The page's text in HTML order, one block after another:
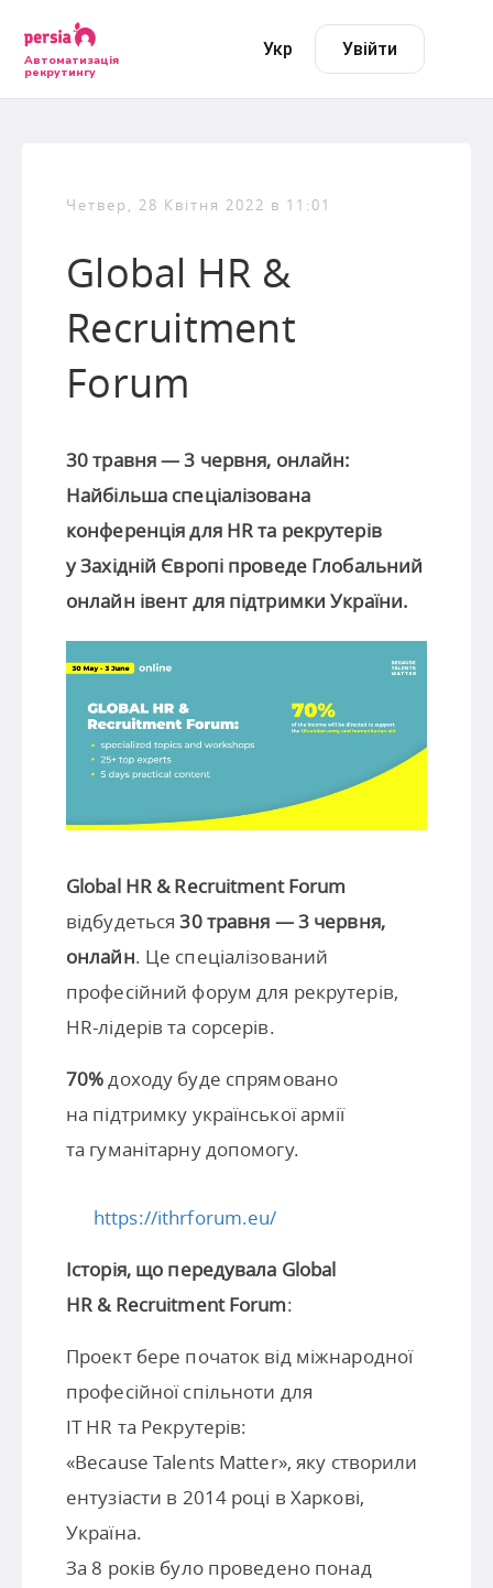
Автоматизація
рекрутингу
Укр Увійти
Четвер, 28 Квітня 2022 в 11:01
Global HR &
Recruitment
Forum
30 травня — 3 червня, онлайн:
Найбільша спеціалізована
конференція для HR та рекрутерів
у Західній Європі проведе Глобальний
онлайн івент для підтримки України.
Global HR & Recruitment Forum
відбудеться30 травня — 3 червня,
онлайн. Це спеціалізований
професійний форум для рекрутерів,
HR-лідерів та сорсерів.
70%доходу буде спрямовано
на підтримку української армії
та гуманітарну допомогу.
https://ithrforum.eu/
Історія, що передувала Global
HR & Recruitment Forum:
Проект бере початок від міжнародної
професійної спільноти для
IT HR та Рекрутерів:
«Because Talents Matter», яку створили
ентузіасти в 2014 році в Харкові,
Україна.
За 8 років було проведено понад